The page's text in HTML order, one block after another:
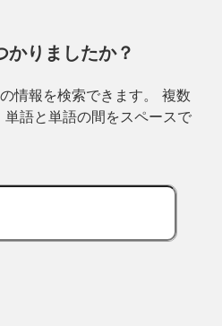
かりましたか？
情報を検索できます。 複数
語と単語の間をスペースで